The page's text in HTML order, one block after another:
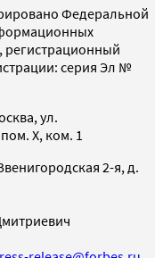
Федеральной
регистрационный
серия Эл №
ул.
X, ком. 1
2-я, д.